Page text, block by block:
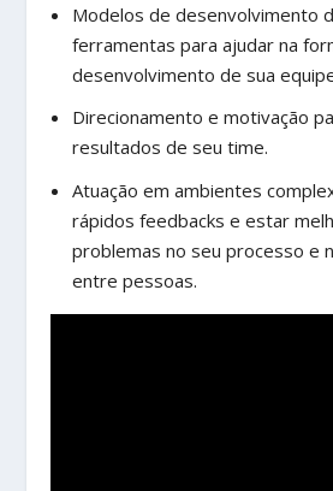
Modelos de desenvolvimento
ferramentas para ajudar na
desenvolvimento de sua
Direcionamento e motivação
resultados de seu time.
Atuação em ambientes
rápidos feedbacks e estar
problemas no seu processo e
entre pessoas.